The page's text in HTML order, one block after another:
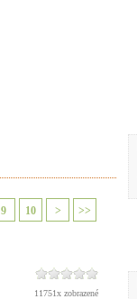
9 10 > >>
11751x zobrazené